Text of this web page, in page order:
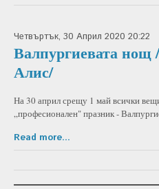
Четвъртък, 30 Април 2020 20:22
Валпургиевата нощ
Алис/
На 30 април срещу 1 май всички
„професионален" празник -
Read more...